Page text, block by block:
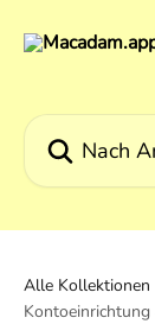
Alle Kollektionen